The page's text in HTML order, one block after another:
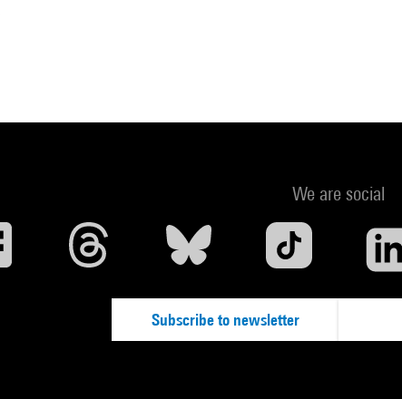
We are social
Subscribe to newsletter